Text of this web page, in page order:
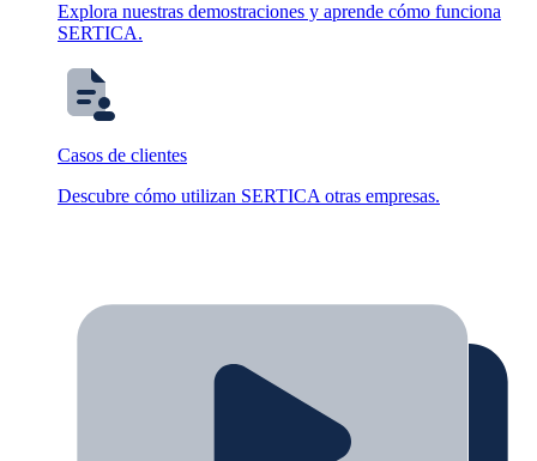
Explora nuestras demostraciones y aprende cómo funciona
SERTICA.
Casos de clientes
Descubre cómo utilizan SERTICA otras empresas.